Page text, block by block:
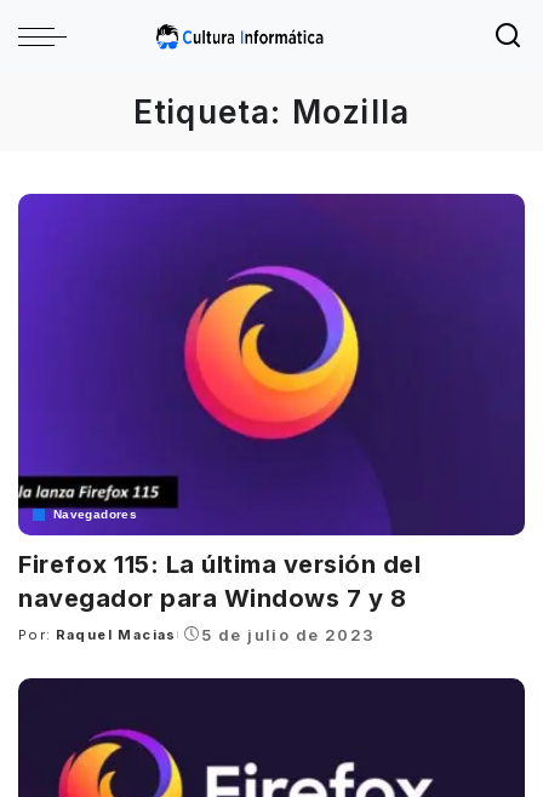
Etiqueta: Mozilla
Navegadores
Firefox 115: La última versión del
navegador para Windows 7 y 8
Posted
Por: Raquel Macias 5 de julio de 2023